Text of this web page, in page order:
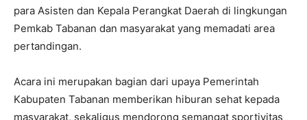
para Asisten dan Kepala Perangkat Daerah di lingkungan
Pemkab Tabanan dan masyarakat yang memadati area
pertandingan.
Acara ini merupakan bagian dari upaya Pemerintah
Kabupaten Tabanan memberikan hiburan sehat kepada
masyarakat, sekaligus mendorong semangat sportivitas